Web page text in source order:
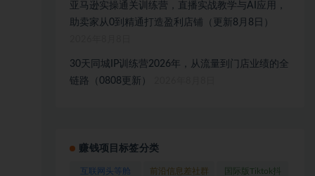
亚马逊实操通关训练营，直播实战教学与AI应用，
助卖家从0到精通打造盈利店铺（更新8月8日）
30天同城IP训练营2026年，从流量到门店业绩的全
链路（0808更新）
赚钱项目标签分类
互联网头等舱 前沿信息差社群 国际版Tiktok抖